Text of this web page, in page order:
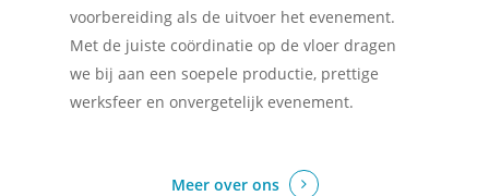
voorbereiding als de uitvoer het evenement.
Met de juiste coördinatie op de vloer dragen
we bij aan een soepele productie, prettige
werksfeer en onvergetelijk evenement.
Meer over ons